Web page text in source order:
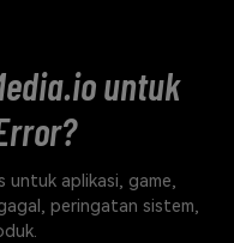
untuk
untuk aplikasi, game,
peringatan sistem,